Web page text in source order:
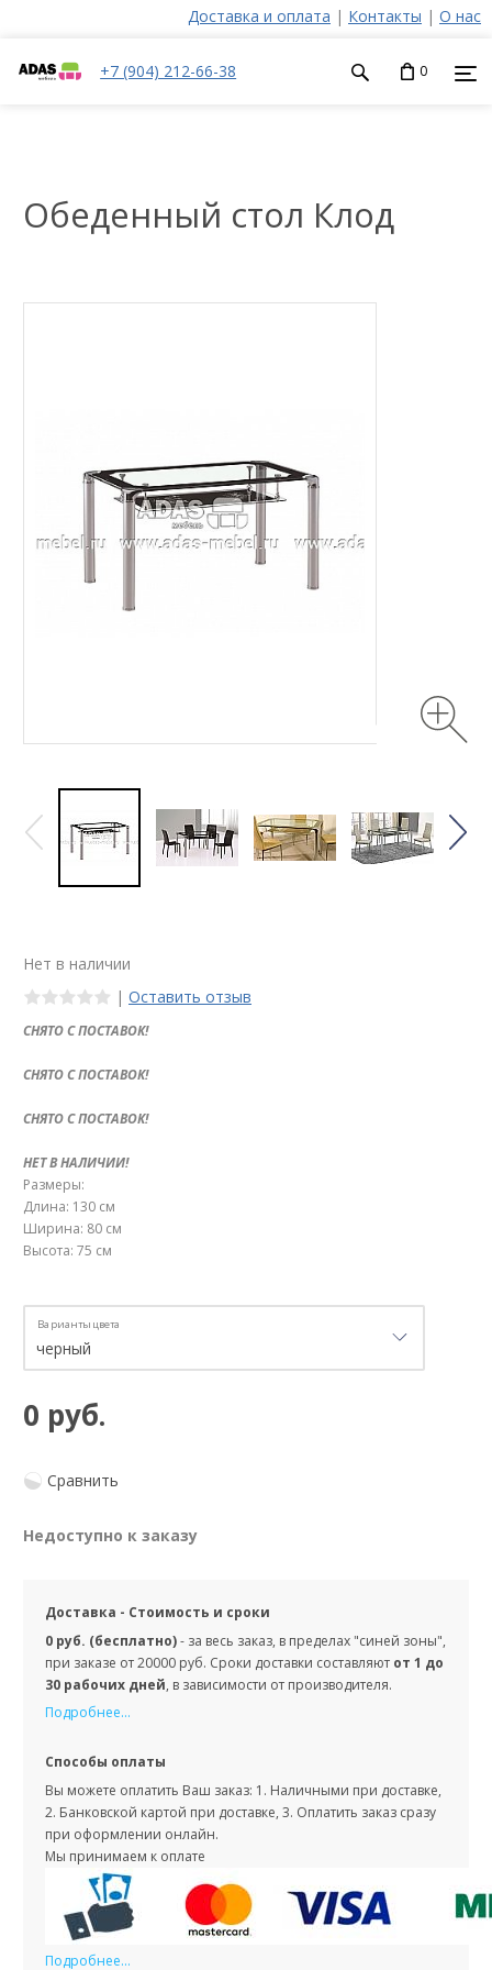
Доставка и оплата | Контакты | О нас
+7 (904) 212-66-38 0
Обеденный стол Клод
Нет в наличии
| Оставить отзыв
СНЯТО С ПОСТАВОК!
СНЯТО С ПОСТАВОК!
СНЯТО С ПОСТАВОК!
НЕТ В НАЛИЧИИ!
Размеры:
Длина: 130 см
Ширина: 80 см
Высота: 75 см
Варианты цвета
0 руб.
Сравнить
Недоступно к заказу
Доставка - Стоимость и сроки
0 руб. (бесплатно)- за весь заказ, в пределах "синей зоны",
при заказе от 20000 руб. Сроки доставки составляют от 1 до
30 рабочих дней, в зависимости от производителя.
Подробнее...
Способы оплаты
Вы можете оплатить Ваш заказ: 1. Наличными при доставке,
2. Банковской картой при доставке, 3. Оплатить заказ сразу
при оформлении онлайн.
Мы принимаем к оплате
Подробнее...